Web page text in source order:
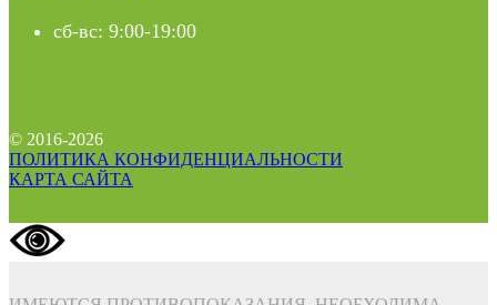
сб-вс: 9:00-19:00
© 2016-2026
ПОЛИТИКА КОНФИДЕНЦИАЛЬНОСТИ
КАРТА САЙТА